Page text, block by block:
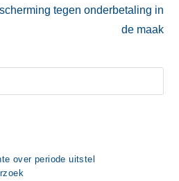
tegen onderbetaling in
de maak
over periode uitstel